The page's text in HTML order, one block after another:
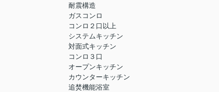
耐震構造
ガスコンロ
コンロ２口以上
システムキッチン
対面式キッチン
コンロ３口
オープンキッチン
カウンターキッチン
追焚機能浴室